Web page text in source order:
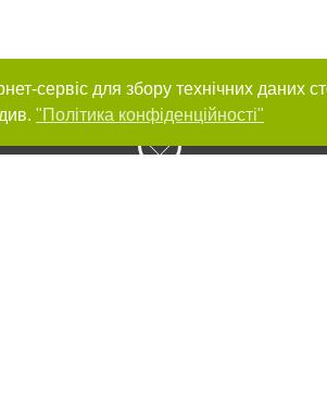
сервіс для збору технічних даних
"Політика конфіденційності"